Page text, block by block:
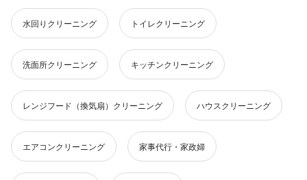
水回りクリーニング トイレクリーニング
洗面所クリーニング キッチンクリーニング
レンジフード（換気扇）クリーニング ハウスクリーニング
エアコンクリーニング 家事代行・家政婦